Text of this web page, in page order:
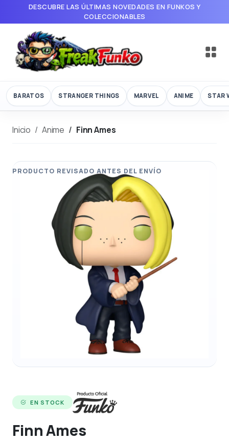
DESCUBRE LAS ÚLTIMAS NOVEDADES EN FUNKOS Y
COLECCIONABLES
BARATOS STRANGER THINGS MARVEL ANIME STAR
Inicio Anime Finn Ames
EN STOCK
Finn Ames